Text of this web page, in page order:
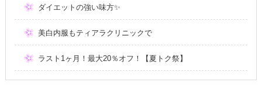
ダイエットの強い味方✨
美白内服もティアラクリニックで
ラスト1ヶ月！最大20％オフ！【夏トク祭】